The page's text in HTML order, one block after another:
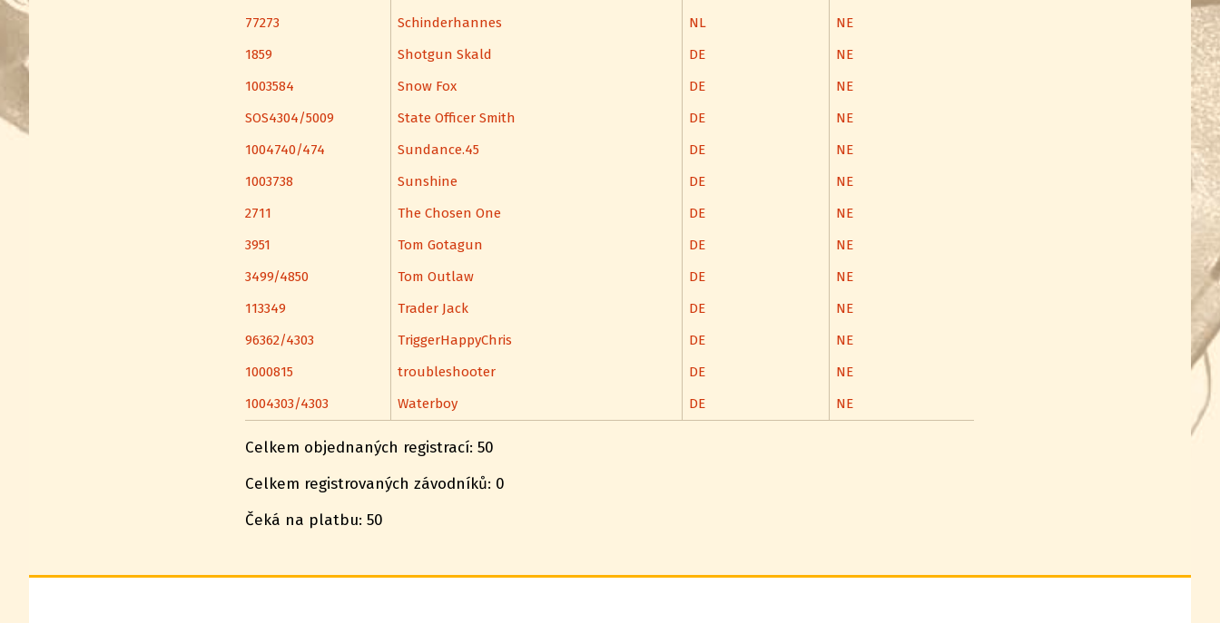
77273
Schinderhannes NL
NE
1859
Shotgun Skald DE
NE
1003584
Snow Fox DE
NE
SOS4304/5009
State Officer Smith DE
NE
1004740/474
Sundance.45 DE
NE
1003738
Sunshine DE
NE
2711
The Chosen One DE
NE
3951
Tom Gotagun DE
NE
3499/4850
Tom Outlaw DE
NE
113349
Trader Jack DE
NE
96362/4303
TriggerHappyChris DE
NE
1000815
troubleshooter DE
NE
1004303/4303
Waterboy DE NE
Celkem objednaných registrací: 50
Celkem registrovaných závodníků: 0
Čeká na platbu: 50